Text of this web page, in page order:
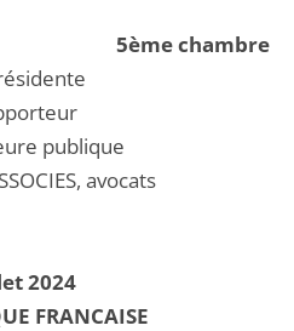
5ème chambre
publique
avocats
2024
FRANCAISE